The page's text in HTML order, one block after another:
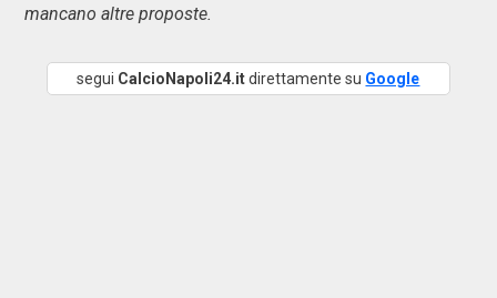
mancano altre proposte.
segui CalcioNapoli24.itdirettamente su Google